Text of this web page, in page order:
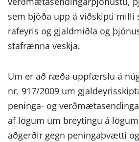
sem bjóða upp á viðskipti milli
rafeyris og gjaldmiðla og
stafrænna veskja.
Um er að ræða uppfærslu á
nr. 917/2009 um
peninga- og
af lögum um breytingu á
aðgerðir gegn peningaþvætti